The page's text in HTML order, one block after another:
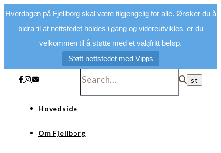
Hverdagen på Fjellborg skal være tilgjengelig for alle. Ønsker du å
bidra til at nettstedet holdes i gang og videreutvikles, er du
velkommen til å støtte med et valgfritt beløp.
Støtt nettstedet med Vipps
Hovedside
Om Fjellborg